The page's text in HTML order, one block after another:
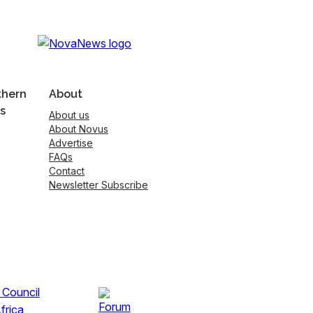
About
About us
About Novus
Advertise
FAQs
Contact
Newsletter Subscribe